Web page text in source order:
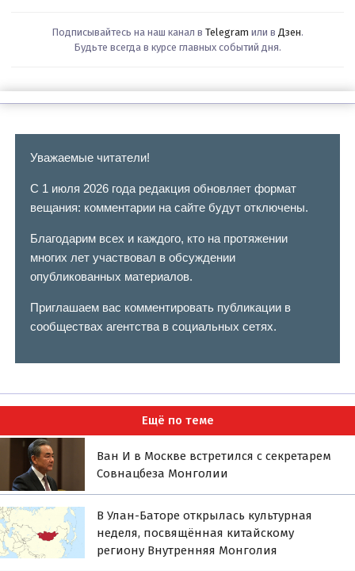
Подписывайтесь на наш канал в Telegram или в Дзен.
Будьте всегда в курсе главных событий дня.
Уважаемые читатели!
С 1 июля 2026 года редакция обновляет формат
вещания: комментарии на сайте будут отключены.
Благодарим всех и каждого, кто на протяжении
многих лет участвовал в обсуждении
опубликованных материалов.
Приглашаем вас комментировать публикации в
сообществах агентства в социальных сетях.
Ещё по теме
Ван И в Москве встретился с секретарем
Совнацбеза Монголии
В Улан-Баторе открылась культурная
неделя, посвящённая китайскому
региону Внутренняя Монголия